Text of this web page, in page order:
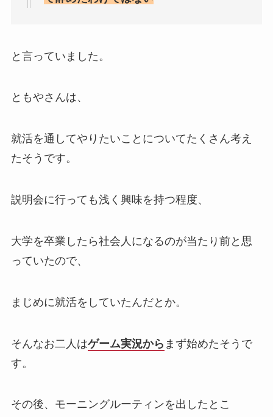
と言っていました。
ともやさんは、
就活を通してやりたいことについてたくさん考え
たそうです。
説明会に行っても浅く興味を持つ程度、
大学を卒業したら社会人になるのが当たり前と思
っていたので、
まじめに就活をしていたんだとか。
そんなお二人はゲーム実況から まず始めたそうで
す。
その後、モーニングルーティンを出したとこ